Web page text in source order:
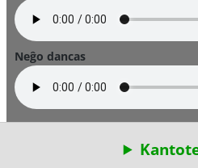
Neĝo dancas